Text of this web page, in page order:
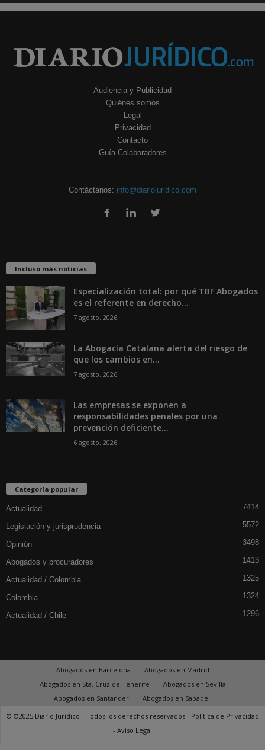
Audiencia y Publicidad
Quiénes somos
Legal
Privacidad
Contacto
Guía Colaboradores
Contáctanos: info@diariojuridico.com
Incluso más noticias
Especialización total: por qué TBF Abogados
es el referente en derecho...
7 agosto, 2026
La Abogacía Catalana alerta del riesgo de
que los cambios en...
7 agosto, 2026
Las empresas se exponen a
responsabilidades penales por una
prevención deficiente...
6 agosto, 2026
Categoría popular
Actualidad 7414
Legislación y jurisprudencia 5572
Opinión 3498
Abogados y procuradores 1413
Actualidad / Colombia 1325
Colombia 1324
Actualidad / Chile 1296
Abogados en Barcelona
Abogados en Madrid
Abogados en Sta. Cruz de Tenerife
Abogados en Sevilla
Abogados en Santander
Abogados en Sabadell
© ©2025 Diario Jurídico - Todos los derechos reservados - Política de Privacidad
- Aviso Legal